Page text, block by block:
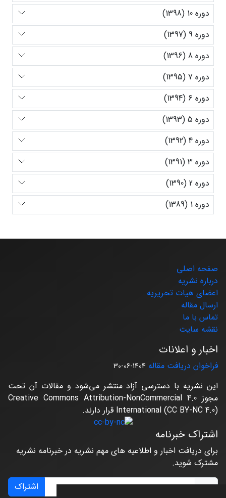
دوره 10 (1398)
دوره 9 (1397)
دوره 8 (1396)
دوره 7 (1395)
دوره 6 (1394)
دوره 5 (1393)
دوره 4 (1392)
دوره 3 (1391)
دوره 2 (1390)
دوره 1 (1389)
صفحه اصلی
درباره نشریه
اعضای هیات تحریریه
ارسال مقاله
تماس با ما
نقشه سایت
اخبار و اعلانات
فراخوان دریافت مقاله 1404-06-30
این نشریه با دسترسی آزاد منتشر می‌شود و مقالات آن تحت
مجوز Creative Commons Attribution-NonCommercial 4.0
International (CC BY-NC 4.0) قرار دارند.
اشتراک خبرنامه
برای دریافت اخبار و اطلاعیه های مهم نشریه در خبرنامه نشریه
مشترک شوید.
اشتراک